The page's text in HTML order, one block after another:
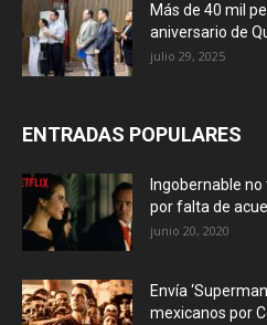
Más de 40 mil
aniversario de
julio 29, 2025
ENTRADAS POPULARES
Ingobernable
por falta de
junio 20, 2020
Envía
mexicanos por